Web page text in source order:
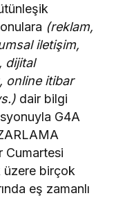
(reklam,
iletişim,
dijital
online itibar
dair bilgi
G4A
Cumartesi
birçok
eş zamanlı